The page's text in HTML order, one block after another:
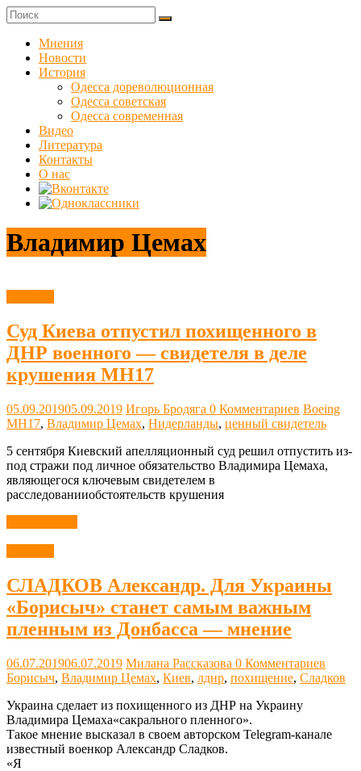
Skip
to
content
Куликовец
Сайт
одесского
сопротивления
Мнения
Новости
История
Одесса дореволюционная
Одесса советская
Одесса современная
Видео
Литература
Контакты
О нас
Владимир Цемах
Суд Киева отпустил похищенного в
ДНР военного — свидетеля в деле
крушения МН17
05.09.201905.09.2019 Игорь Бродяга 0 Комментариев Boeing
MH17, Владимир Цемах, Нидерланды, ценный свидетель
5 сентября Киевский апелляционный суд решил отпустить из-
под стражи под личное обязательство Владимира Цемаха,
являющегося ключевым свидетелем в
расследованииобстоятельств крушения
СЛАДКОВ Александр. Для Украины
«Борисыч» станет самым важным
пленным из Донбасса — мнение
06.07.201906.07.2019 Милана Рассказова 0 Комментариев
Борисыч, Владимир Цемах, Киев, лднр, похищение, Сладков
Украина сделает из похищенного из ДНР на Украину
Владимира Цемаха«сакрального пленного».
Такое мнение высказал в своем авторском Telegram-канале
известный военкор Александр Сладков.
«Я